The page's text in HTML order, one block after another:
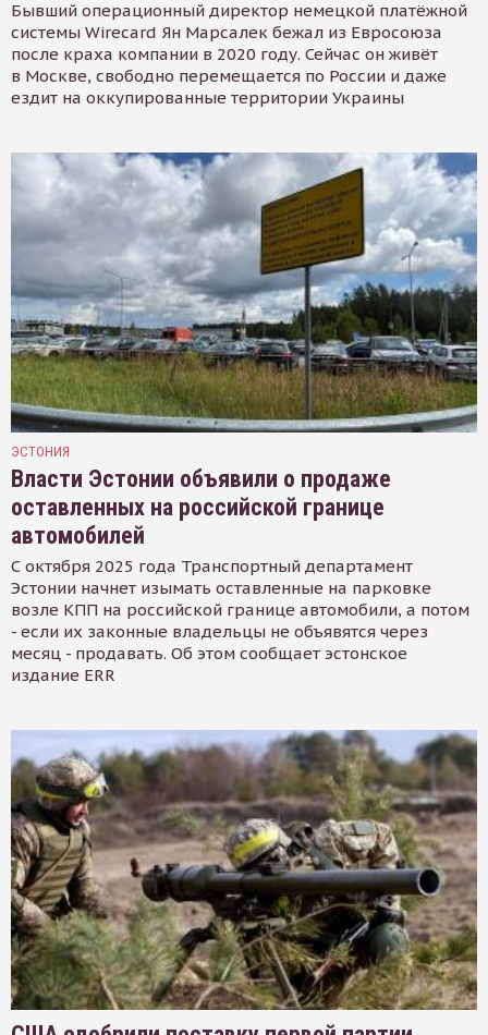
Бывший операционный директор немецкой платёжной
системы Wirecard Ян Марсалек бежал из Евросоюза
после краха компании в 2020 году. Сейчас он живёт
в Москве, свободно перемещается по России и даже
ездит на оккупированные территории Украины
ЭСТОНИЯ
Власти Эстонии объявили о продаже
оставленных на российской границе
автомобилей
С октября 2025 года Транспортный департамент
Эстонии начнет изымать оставленные на парковке
возле КПП на российской границе автомобили, а потом
- если их законные владельцы не объявятся через
месяц - продавать. Об этом сообщает эстонское
издание ERR